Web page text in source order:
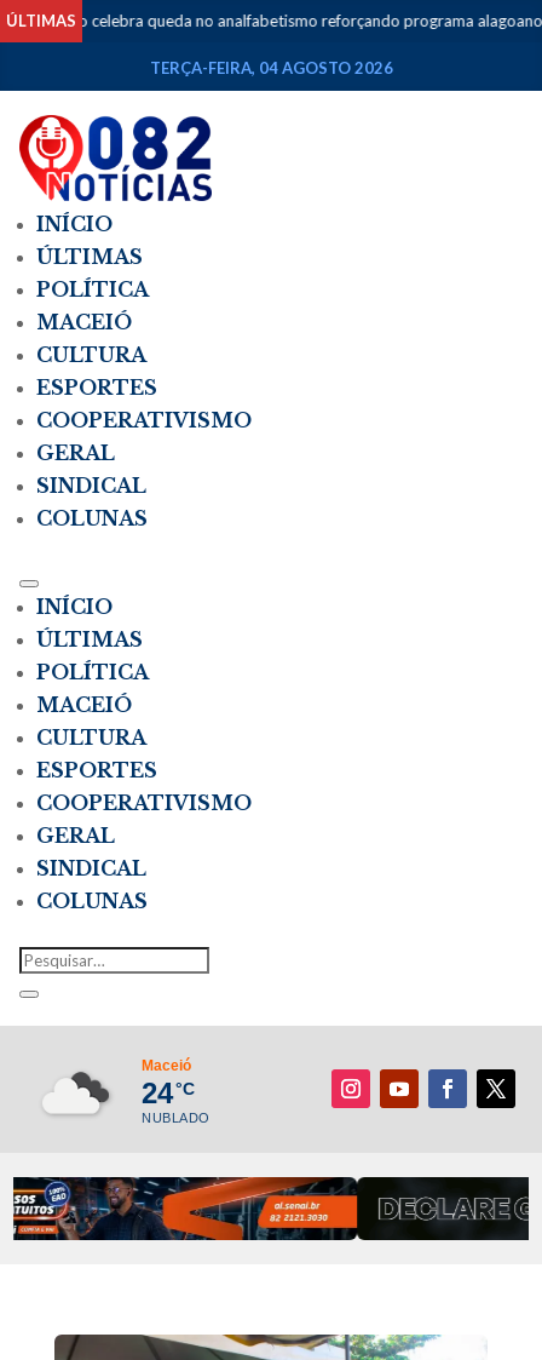
ÚLTIMAS
Brito celebra queda no analfabetismo reforçando programa alagoano de
TERÇA-FEIRA, 04 AGOSTO 2026
INÍCIO
ÚLTIMAS
POLÍTICA
MACEIÓ
CULTURA
ESPORTES
COOPERATIVISMO
GERAL
SINDICAL
COLUNAS
INÍCIO
ÚLTIMAS
POLÍTICA
MACEIÓ
CULTURA
ESPORTES
COOPERATIVISMO
GERAL
SINDICAL
COLUNAS
Maceió
24°C
NUBLADO